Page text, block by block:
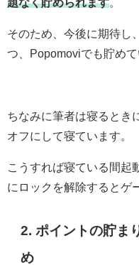
そのため、今後に期待し
つ、Popomoviでも貯め
ちなみに筆者は寝るとき
オフにして寝ています。
こうすれば寝ている間起
にロックを解除するとゲ
2. ポイントの貯ま
め